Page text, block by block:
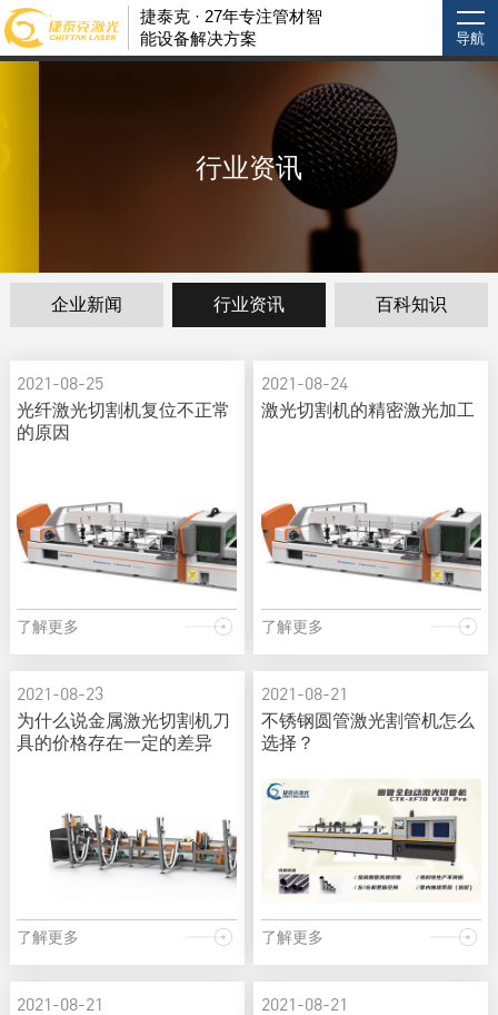
捷泰克 · 27年专注管材智
能设备解决方案
导航
行业资讯
企业新闻 行业资讯 百科知识
2021-08-25
光纤激光切割机复位不正常
的原因
了解更多
2021-08-24
激光切割机的精密激光加工
了解更多
2021-08-23
为什么说金属激光切割机刀
具的价格存在一定的差异
了解更多
2021-08-21
不锈钢圆管激光割管机怎么
选择？
了解更多
2021-08-21 2021-08-21